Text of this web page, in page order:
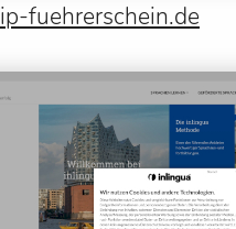
fuehrerschein.de